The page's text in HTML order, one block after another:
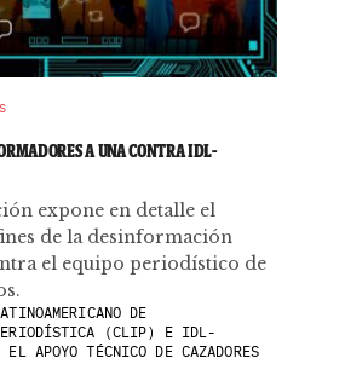
A UNA CONTRA IDL-
expone en detalle el
de la desinformación
el equipo periodístico de
DE
(CLIP) E IDL-
EL APOYO TÉCNICO DE CAZADORES